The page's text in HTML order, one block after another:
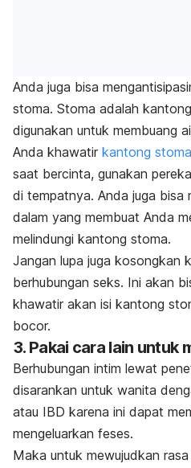
Anda juga bisa
stoma. Stoma adalah
digunakan untuk membuang
Anda khawatir kantong stoma
saat bercinta, gunakan
di tempatnya. Anda juga bisa
dalam yang membuat Anda
melindungi kantong stoma.
Jangan lupa juga kosongkan
berhubungan seks. Ini akan
khawatir akan isi kantong
bocor.
3. Pakai cara lain untuk
Berhubungan intim lewat
disarankan untuk wanita
atau IBD karena ini dapat
mengeluarkan feses.
Maka untuk mewujudkan